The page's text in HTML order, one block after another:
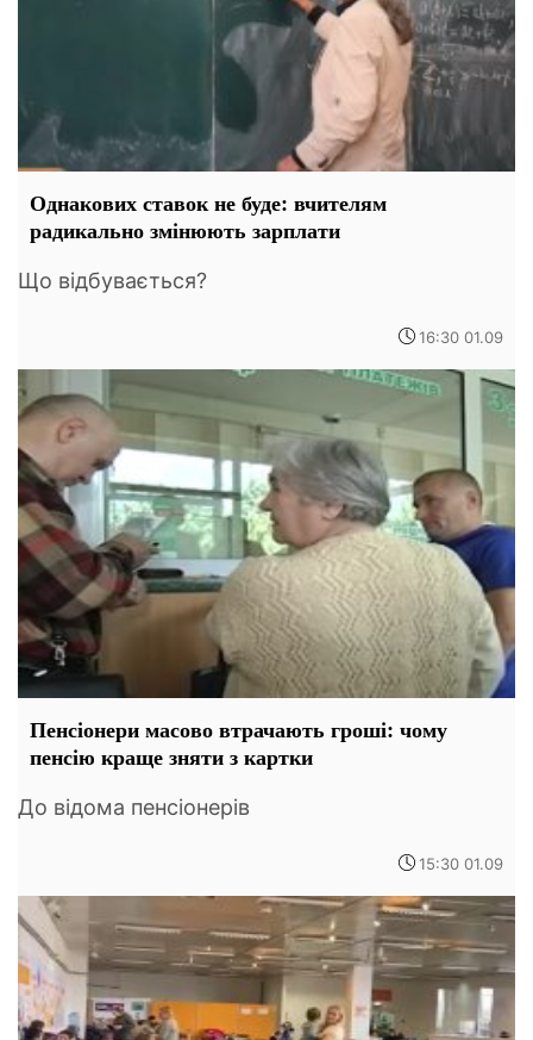
Однакових ставок не буде: вчителям
радикально змінюють зарплати
Що відбувається?
16:30 01.09
Пенсіонери масово втрачають гроші: чому
пенсію краще зняти з картки
До відома пенсіонерів
15:30 01.09